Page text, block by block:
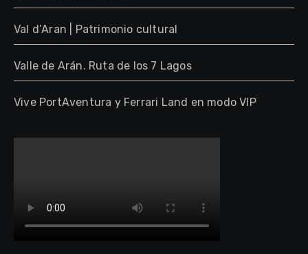
Val d’Aran | Patrimonio cultural
Valle de Arán. Ruta de los 7 Lagos
Vive PortAventura y Ferrari Land en modo VIP